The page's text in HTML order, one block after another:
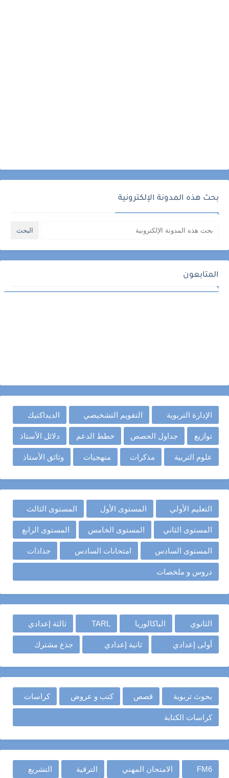
بحث هذه المدونة الإلكترونية
المتابعون
الإدارة التربوية التقويم التشخيصي الديداكتيك
توازيع جداول الحصص خطط الدعم دلائل الأستاذ
علوم التربية مذكرات منهجيات وثائق الأستاذ
التعليم الأولي المستوى الأول المستوى الثالث
المستوى الثاني المستوى الخامس المستوى الرابع
المستوى السادس امتحانات السادس جذاذات
دروس و ملخصات
الثانوي الباكالوريا TARL ثالثة إعدادي
أولى إعدادي ثانية إعدادي جذع مشترك
بحوث تربوية قصص كتب و عروض كراسات
كراسات الكتابة
FM6 الامتحان المهني الترقية التشريع